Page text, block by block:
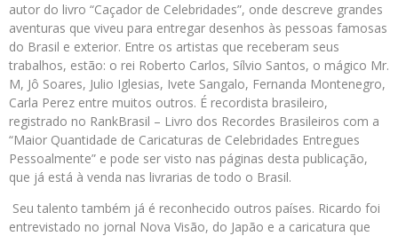
autor do livro “Caçador de Celebridades”, onde descreve grandes
aventuras que viveu para entregar desenhos às pessoas famosas
do Brasil e exterior. Entre os artistas que receberam seus
trabalhos, estão: o rei Roberto Carlos, Sílvio Santos, o mágico Mr.
M, Jô Soares, Julio Iglesias, Ivete Sangalo, Fernanda Montenegro,
Carla Perez entre muitos outros. É recordista brasileiro,
registrado no RankBrasil – Livro dos Recordes Brasileiros com a
“Maior Quantidade de Caricaturas de Celebridades Entregues
Pessoalmente” e pode ser visto nas páginas desta publicação,
que já está à venda nas livrarias de todo o Brasil.
Seu talento também já é reconhecido outros países. Ricardo foi
entrevistado no jornal Nova Visão, do Japão e a caricatura que